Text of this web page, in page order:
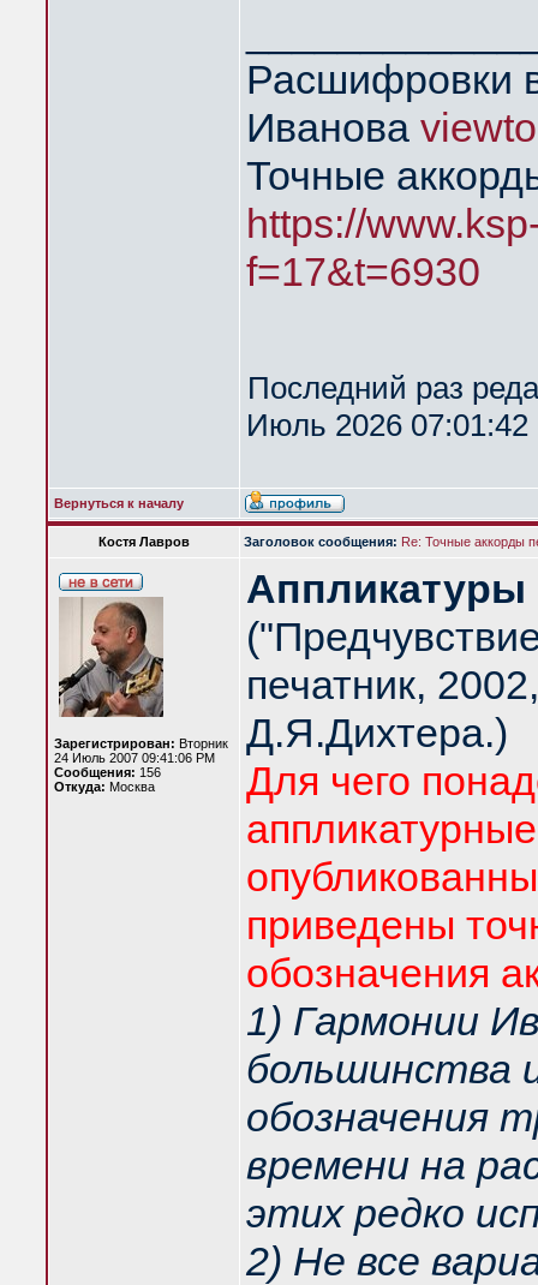
Расшифровки
Иванова
Точные
https://
f=17&t=6930
Последний раз
Июль 2026 07:01:42
Вернуться к началу
Костя Лавров Заголовок сообщения: Re: Точные аккорды
Зарегистрирован: Вторник
24 Июль 2007 09:41:06 PM
Сообщения: 156
Откуда: Москва
Аппликатуры
печатник,
Д.Я.Дихтера.)
Для чего
приведены
обозначения
1) Гармонии
большинства
обозначения
времени на
этих редко
2) Не все